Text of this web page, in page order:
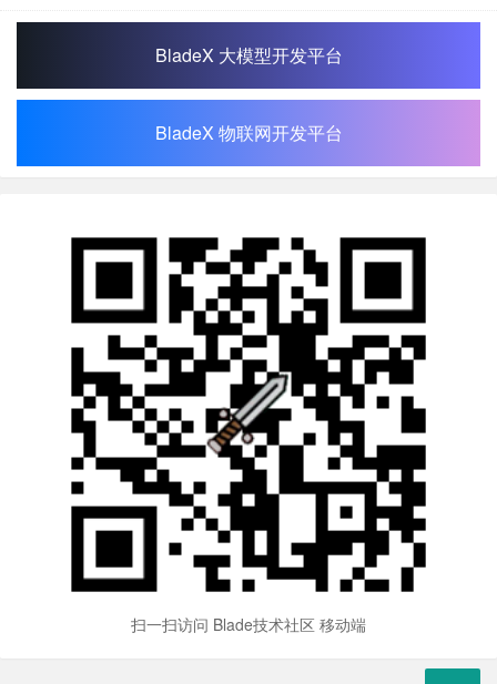
BladeX 大模型开发平台
BladeX 物联网开发平台
扫一扫访问 Blade技术社区 移动端